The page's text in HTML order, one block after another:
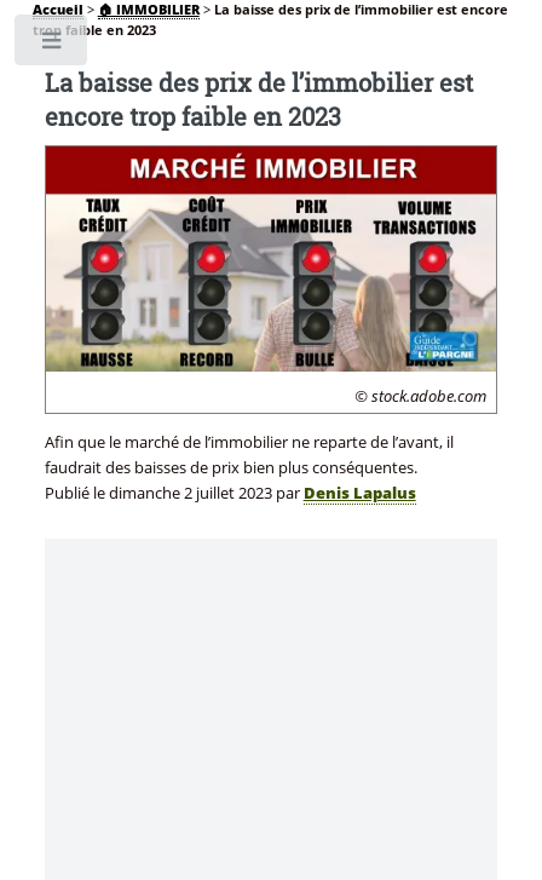
Accueil > 🏠 IMMOBILIER> La baisse des prix de l’immobilier est encore
trop faible en 2023
La baisse des prix de l’immobilier est
encore trop faible en 2023
© stock.adobe.com
Afin que le marché de l’immobilier ne reparte de l’avant, il
faudrait des baisses de prix bien plus conséquentes.
Publié ledimanche 2 juillet 2023par Denis Lapalus